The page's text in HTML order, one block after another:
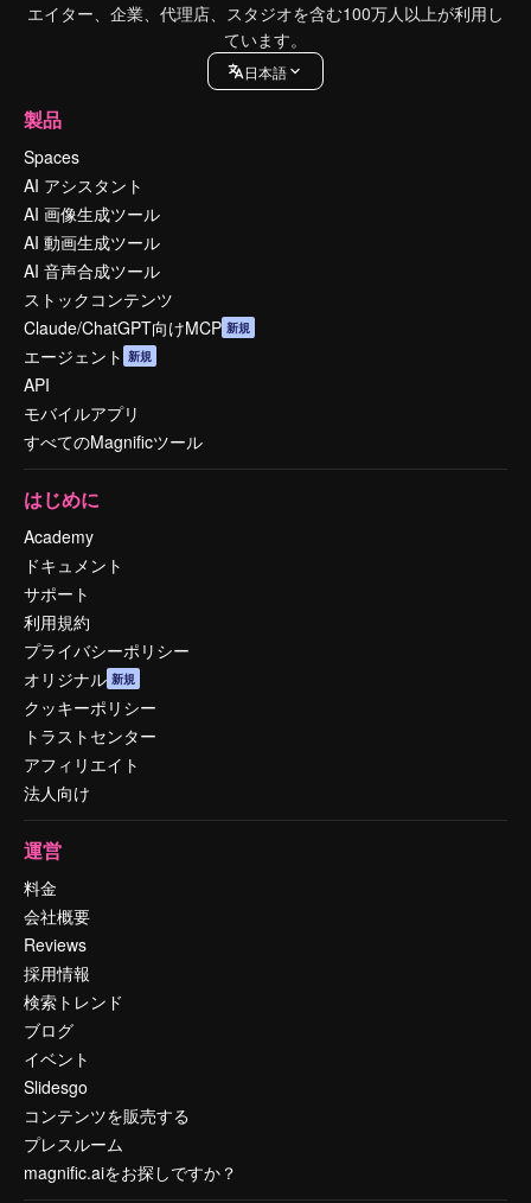
エイター、企業、代理店、スタジオを含む100万人以上が利用し
ています。
日本語
製品
Spaces
AI アシスタント
AI 画像生成ツール
AI 動画生成ツール
AI 音声合成ツール
ストックコンテンツ
Claude/ChatGPT向けMCP 新規
エージェント 新規
API
モバイルアプリ
すべてのMagnificツール
はじめに
Academy
ドキュメント
サポート
利用規約
プライバシーポリシー
オリジナル 新規
クッキーポリシー
トラストセンター
アフィリエイト
法人向け
運営
料金
会社概要
Reviews
採用情報
検索トレンド
ブログ
イベント
Slidesgo
コンテンツを販売する
プレスルーム
magnific.aiをお探しですか？